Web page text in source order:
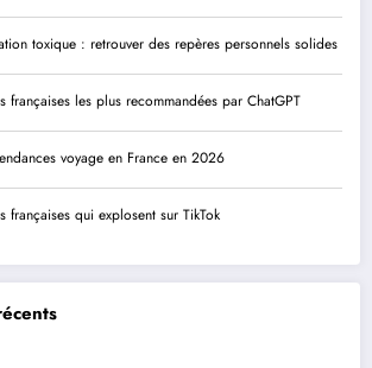
toxique : retrouver des repères personnels solides
françaises les plus recommandées par ChatGPT
voyage en France en 2026
françaises qui explosent sur TikTok